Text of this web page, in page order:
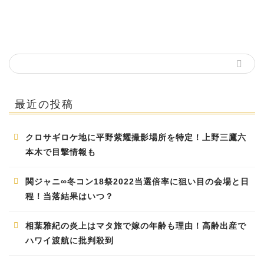
最近の投稿
クロサギロケ地に平野紫耀撮影場所を特定！上野三鷹六
本木で目撃情報も
関ジャニ∞冬コン18祭2022当選倍率に狙い目の会場と日
程！当落結果はいつ？
相葉雅紀の炎上はマタ旅で嫁の年齢も理由！高齢出産で
ハワイ渡航に批判殺到